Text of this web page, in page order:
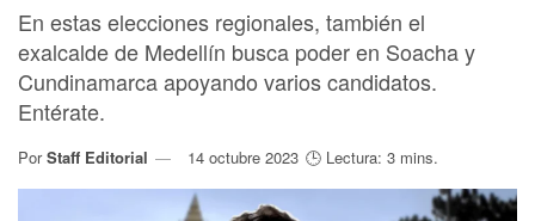
En estas elecciones regionales, también el
exalcalde de Medellín busca poder en Soacha y
Cundinamarca apoyando varios candidatos.
Entérate.
Por Staff Editorial 14 octubre 2023 🕒 Lectura: 3 mins.